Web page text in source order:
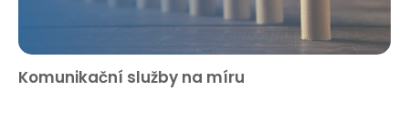
Komunikační služby na míru